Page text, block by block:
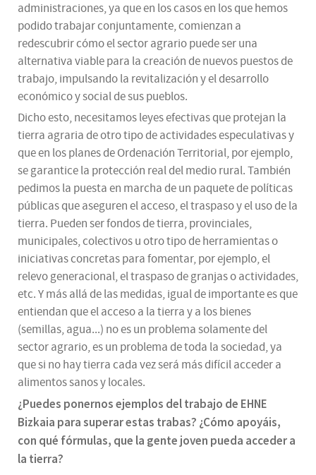
administraciones, ya que en los casos en los que hemos
podido trabajar conjuntamente, comienzan a
redescubrir cómo el sector agrario puede ser una
alternativa viable para la creación de nuevos puestos de
trabajo, impulsando la revitalización y el desarrollo
económico y social de sus pueblos.
Dicho esto, necesitamos leyes efectivas que protejan la
tierra agraria de otro tipo de actividades especulativas y
que en los planes de Ordenación Territorial, por ejemplo,
se garantice la protección real del medio rural. También
pedimos la puesta en marcha de un paquete de políticas
públicas que aseguren el acceso, el traspaso y el uso de la
tierra. Pueden ser fondos de tierra, provinciales,
municipales, colectivos u otro tipo de herramientas o
iniciativas concretas para fomentar, por ejemplo, el
relevo generacional, el traspaso de granjas o actividades,
etc. Y más allá de las medidas, igual de importante es que
entiendan que el acceso a la tierra y a los bienes
(semillas, agua...) no es un problema solamente del
sector agrario, es un problema de toda la sociedad, ya
que si no hay tierra cada vez será más difícil acceder a
alimentos sanos y locales.
¿Puedes ponernos ejemplos del trabajo de EHNE
Bizkaia para superar estas trabas? ¿Cómo apoyáis,
con qué fórmulas, que la gente joven pueda acceder a
la tierra?